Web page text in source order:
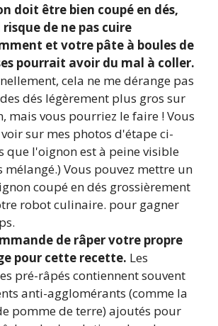
doit être bien coupé en dés,
de ne pas cuire
et votre pâte à boules de
pourrait avoir du mal à coller.
cela ne me dérange pas
dés légèrement plus gros sur
mais vous pourriez le faire ! Vous
sur mes photos d'étape ci-
que l'oignon est à peine visible
mélangé.) Vous pouvez mettre un
coupé en dés grossièrement
robot culinaire. pour gagner
de râper votre propre
pour cette recette. Les
pré-râpés contiennent souvent
anti-agglomérants (comme la
pomme de terre) ajoutés pour